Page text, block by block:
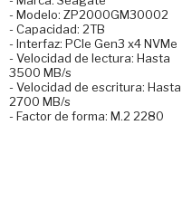
- Modelo: ZP2000GM30002
- Capacidad: 2TB
- Interfaz: PCIe Gen3 x4 NVMe
- Velocidad de lectura: Hasta
3500 MB/s
- Velocidad de escritura: Hasta
2700 MB/s
- Factor de forma: M.2 2280